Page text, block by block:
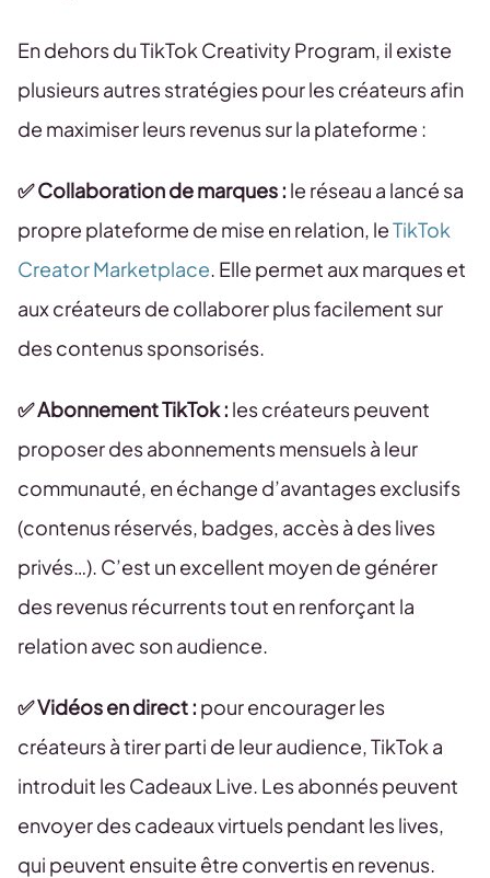
En dehors du TikTok Creativity Program, il existe
plusieurs autres stratégies pour les créateurs afin
de maximiser leurs revenus sur la plateforme :
✅ Collaboration de marques : le réseau a lancé sa
propre plateforme de mise en relation, leTikTok
Creator Marketplace . Elle permet aux marques et
aux créateurs de collaborer plus facilement sur
des contenus sponsorisés.
✅ Abonnement TikTok : les créateurs peuvent
proposer des abonnements mensuels à leur
communauté, en échange d’avantages exclusifs
(contenus réservés, badges, accès à des lives
privés…). C’est un excellent moyen de générer
des revenus récurrents tout en renforçant la
relation avec son audience.
✅ Vidéos en direct : pour encourager les
créateurs à tirer parti de leur audience, TikTok a
introduit les Cadeaux Live. Les abonnés peuvent
envoyer des cadeaux virtuels pendant les lives,
qui peuvent ensuite être convertis en revenus.